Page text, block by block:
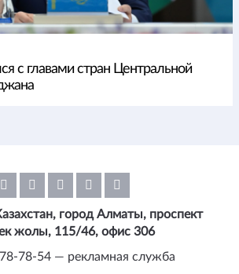
с главами стран Центральной
город Алматы, проспект
жолы, 115/46, офис 306
78-54 — рекламная служба